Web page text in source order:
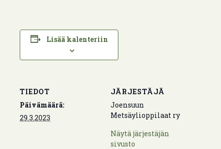
Lisää kalenteriin
TIEDOT
Päivämäärä:
29.3.2023
JÄRJESTÄJÄ
Joensuun
Metsäylioppilaat ry
Näytä järjestäjän
sivusto